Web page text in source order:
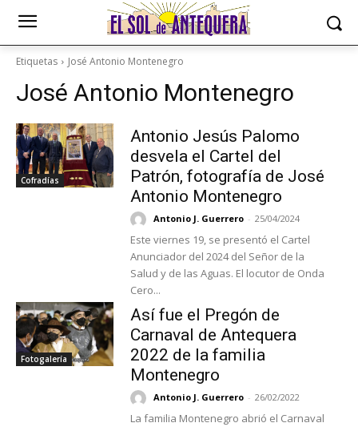
Etiquetas José Antonio Montenegro
José Antonio Montenegro
Cofradías
Antonio Jesús Palomo
desvela el Cartel del
Patrón, fotografía de José
Antonio Montenegro
Antonio J. Guerrero - 25/04/2024
Este viernes 19, se presentó el Cartel
Anunciador del 2024 del Señor de la
Salud y de las Aguas. El locutor de Onda
Cero...
Fotogalería
Así fue el Pregón de
Carnaval de Antequera
2022 de la familia
Montenegro
Antonio J. Guerrero - 26/02/2022
La familia Montenegro abrió el Carnaval